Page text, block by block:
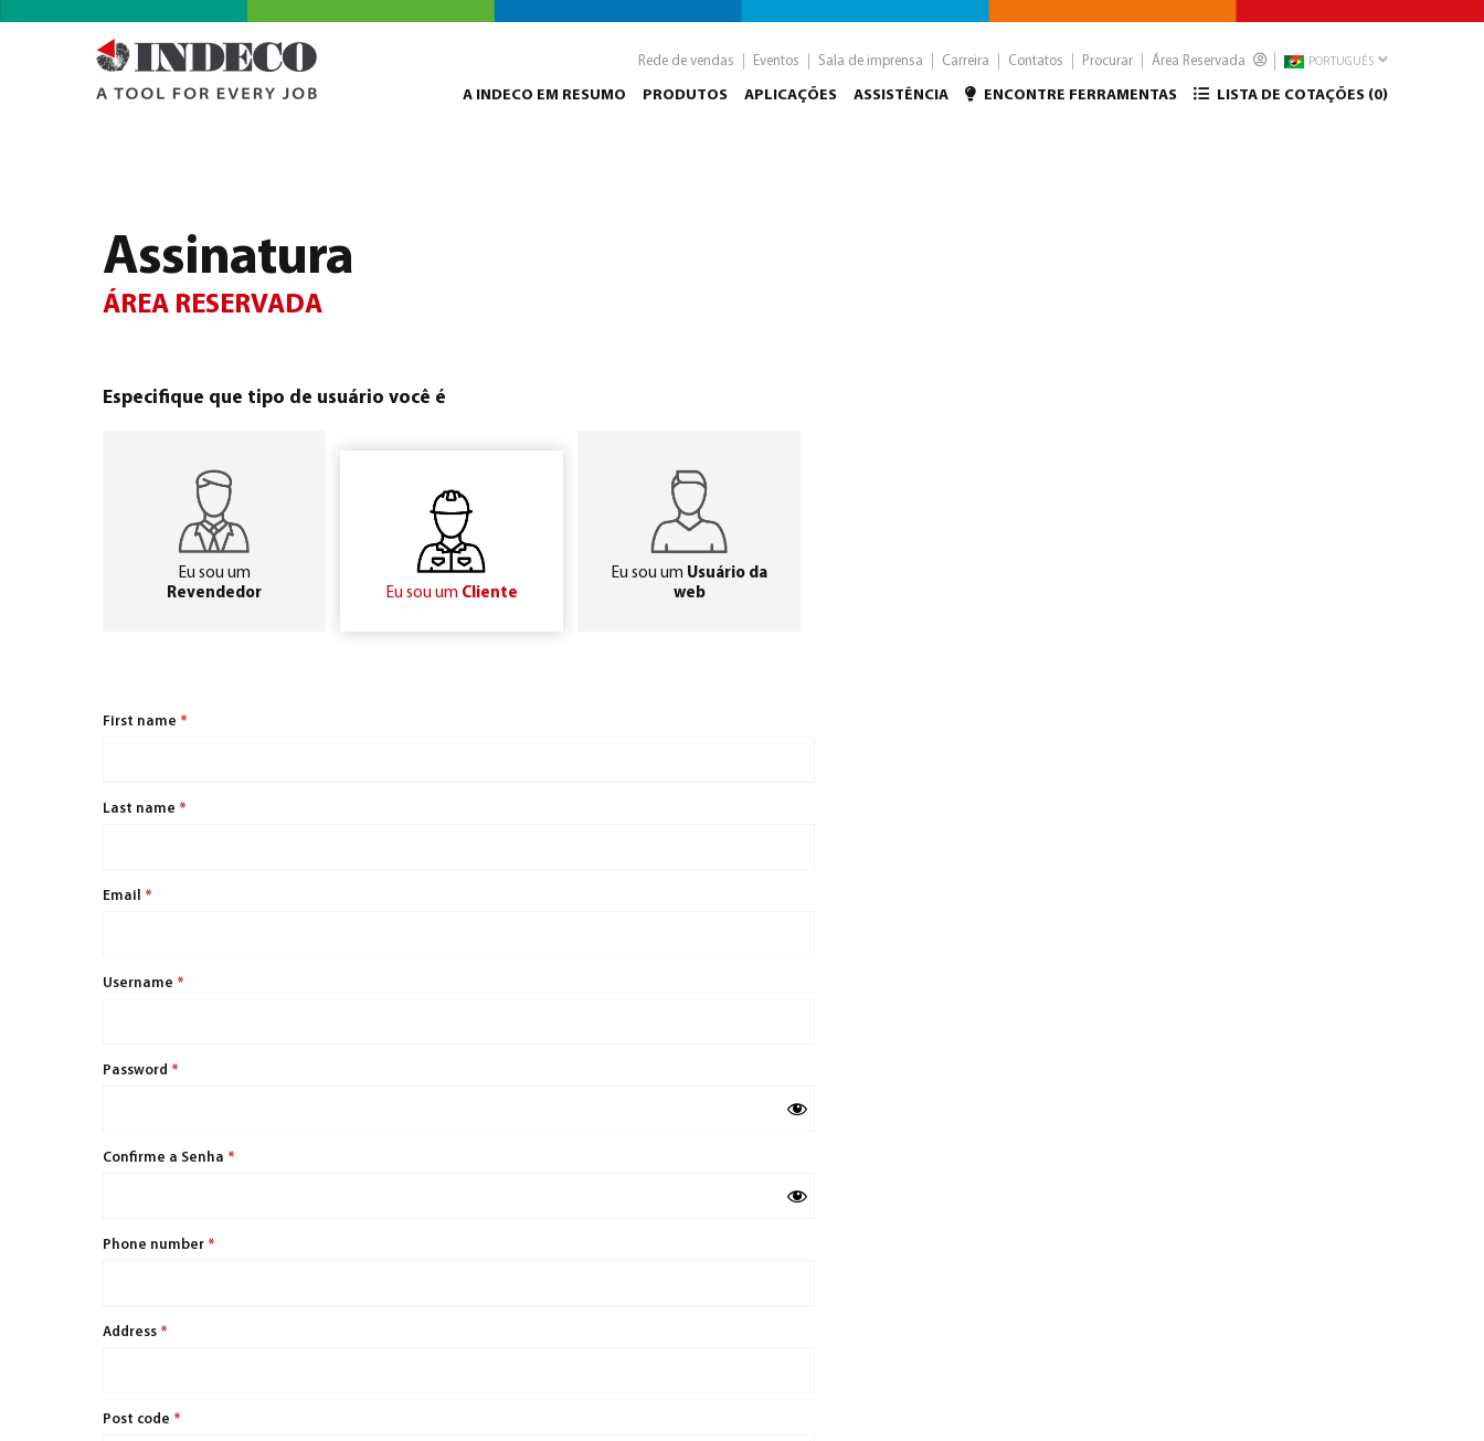
Rede de vendas Eventos Sala de imprensa Carreira Contatos Procurar Área Reservada PORTUGUÊS
A INDECO EM RESUMO PRODUTOS APLICAÇÕES ASSISTÊNCIA ENCONTRE FERRAMENTAS LISTA DE COTAÇÕES (0)
Assinatura
ÁREA RESERVADA
Especifique que tipo de usuário você é
Eu sou um
Revendedor
Eu sou um Cliente
Eu sou um Usuário da
web
First name *
Last name *
Email *
Username *
Password *
Confirme a Senha *
Phone number *
Address *
Post code *